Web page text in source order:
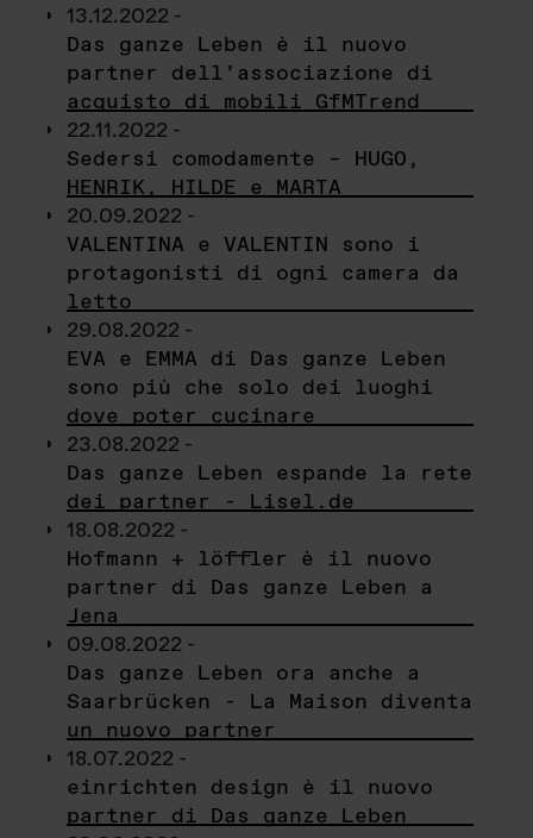
13.12.2022 -
Das ganze Leben è il nuovo
partner dell’associazione di
acquisto di mobili GfMTrend
22.11.2022 -
Sedersi comodamente – HUGO,
HENRIK, HILDE e MARTA
20.09.2022 -
VALENTINA e VALENTIN sono i
protagonisti di ogni camera da
letto
29.08.2022 -
EVA e EMMA di Das ganze Leben
sono più che solo dei luoghi
dove poter cucinare
23.08.2022 -
Das ganze Leben espande la rete
dei partner - Lisel.de
18.08.2022 -
Hofmann + löffler è il nuovo
partner di Das ganze Leben a
Jena
09.08.2022 -
Das ganze Leben ora anche a
Saarbrücken - La Maison diventa
un nuovo partner
18.07.2022 -
einrichten design è il nuovo
partner di Das ganze Leben